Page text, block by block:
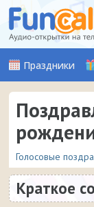
Праздники
Голосовые
Краткое